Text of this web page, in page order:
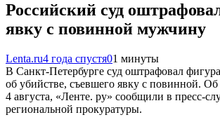
Российский суд
явку с повинной мужчину
Lenta.ru4 года спустя01 минуты
В Санкт-Петербурге суд оштрафовал
об убийстве, съевшего явку с повинной. Об
4 августа, «Ленте. ру» сообщили в пресс-
региональной прокуратуры.